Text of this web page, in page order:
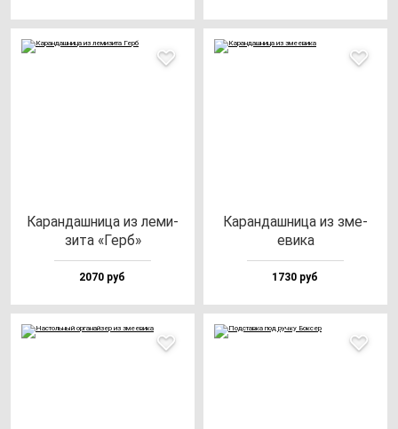
Каран­даш­ни­ца из ле­ми­
зи­та «Герб»
2070 руб
Каран­даш­ни­ца из зме­
еви­ка
1730 руб